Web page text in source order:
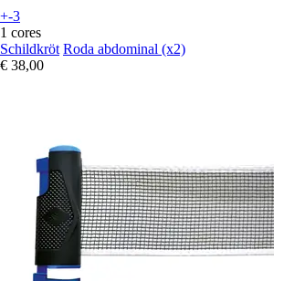
+-3
1 cores
Schildkröt Roda abdominal (x2)
€ 38,00